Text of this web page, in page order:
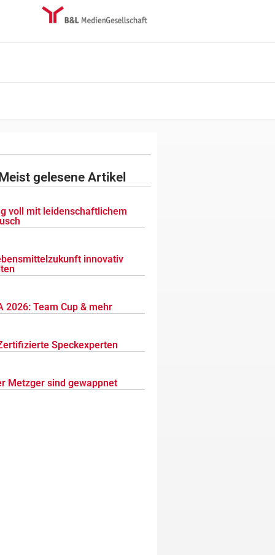
gelesene Artikel
voll mit leidenschaftlichem
innovativ
2026: Team Cup & mehr
Speckexperten
Metzger sind gewappnet